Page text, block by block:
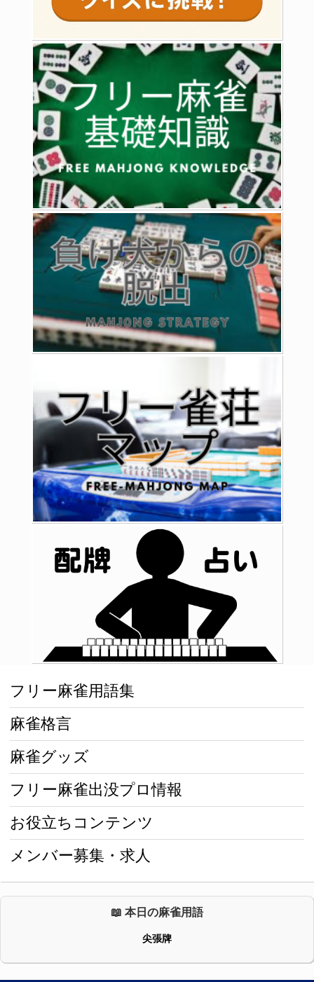
フリー麻雀用語集
麻雀格言
麻雀グッズ
フリー麻雀出没プロ情報
お役立ちコンテンツ
メンバー募集・求人
📖 本日の麻雀用語
尖張牌